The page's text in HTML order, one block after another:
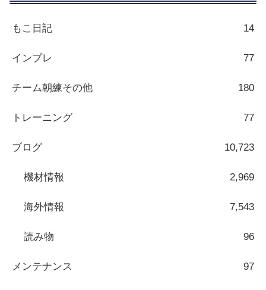
もこ日記 14
インプレ 77
チーム朝練その他 180
トレーニング 77
ブログ 10,723
機材情報 2,969
海外情報 7,543
読み物 96
メンテナンス 97